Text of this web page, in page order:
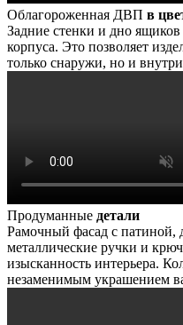
Облагороженная ДВП в
Задние стенки и дно
корпуса. Это позволяет
только снаружи, но и
Продуманные детали
Рамочный фасад с патиной,
металлические ручки и
изысканность интерьера.
незаменимым украшением